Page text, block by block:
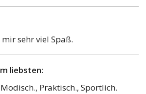
mir sehr viel Spaß.
liebsten:
Praktisch., Sportlich.